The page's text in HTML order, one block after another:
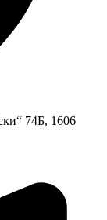
74Б, 1606